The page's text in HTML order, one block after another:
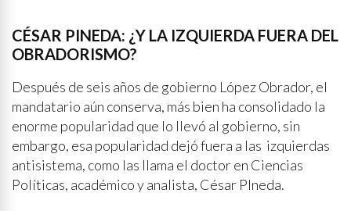
CÉSAR PINEDA: ¿Y LA IZQUIERDA FUERA DEL
OBRADORISMO?
Después de seis años de gobierno López Obrador, el
mandatario aún conserva, más bien ha consolidado la
enorme popularidad que lo llevó al gobierno, sin
embargo, esa popularidad dejó fuera a las izquierdas
antisistema, como las llama el doctor en Ciencias
Políticas, académico y analista, César PIneda.